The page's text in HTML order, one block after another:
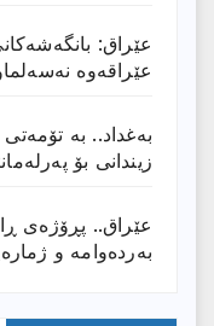
عێراق:
عێراقەوە
زیندانی بۆ
عێراق.. پڕۆژەی
بەردەوامە و